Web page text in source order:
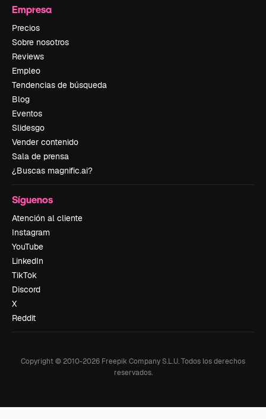
Empresa
Precios
Sobre nosotros
Reviews
Empleo
Tendencias de búsqueda
Blog
Eventos
Slidesgo
Vender contenido
Sala de prensa
¿Buscas magnific.ai?
Síguenos
Atención al cliente
Instagram
YouTube
LinkedIn
TikTok
Discord
X
Reddit
Copyright © 2010-2026 Freepik Company S.L.U.Todos los derechos
reservados.